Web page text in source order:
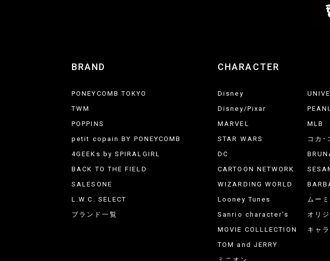
BRAND
PONEYCOMB TOKYO
TWM
POPPINS
petit copain BY PONEYCOMB
4GEEKs by SPIRALGIRL
BACK TO THE FIELD
SALESONE
L.W.C. SELECT
ブランド一覧
CHARACTER
Disney
Disney/Pixar
MARVEL
STAR WARS
DC
CARTOON NETWORK
WIZARDING WORLD
Looney Tunes
Sanrio character's
MOVIE COLLLECTION
TOM and JERRY
MLB
コカ･
ムー
オリ
キャ